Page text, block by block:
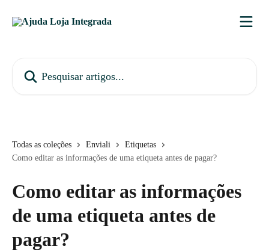
Todas as coleções Enviali
Etiquetas
Como editar as informações de uma etiqueta antes de pagar?
Como editar as informações
de uma etiqueta antes de
pagar?